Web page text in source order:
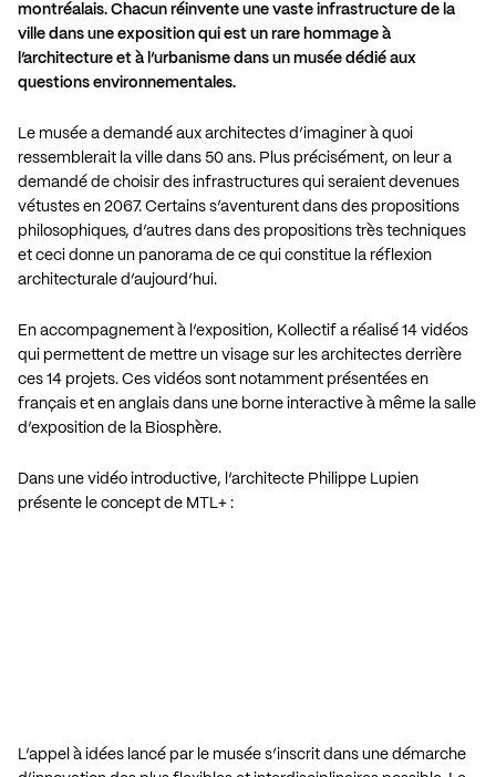
montréalais. Chacun réinvente une vaste infrastructure de la
ville dans une exposition qui est un rare hommage à
l’architecture et à l’urbanisme dans un musée dédié aux
questions environnementales.
Le musée a demandé aux architectes d’imaginer à quoi
ressemblerait la ville dans 50 ans. Plus précisément, on leur a
demandé de choisir des infrastructures qui seraient devenues
vétustes en 2067. Certains s’aventurent dans des propositions
philosophiques, d’autres dans des propositions très techniques
et ceci donne un panorama de ce qui constitue la réflexion
architecturale d’aujourd’hui.
En accompagnement à l’exposition, Kollectif a réalisé 14 vidéos
qui permettent de mettre un visage sur les architectes derrière
ces 14 projets. Ces vidéos sont notamment présentées en
français et en anglais dans une borne interactive à même la salle
d’exposition de la Biosphère.
Dans une vidéo introductive, l’architecte Philippe Lupien
présente le concept de MTL+ :
L’appel à idées lancé par le musée s’inscrit dans une démarche